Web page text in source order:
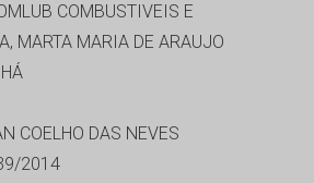
COMBUSTIVEIS E
MARTA MARIA DE ARAUJO
COELHO DAS NEVES
2014